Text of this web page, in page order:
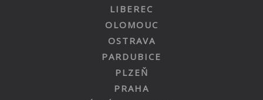
LIBEREC
OLOMOUC
OSTRAVA
PARDUBICE
PLZEŇ
PRAHA